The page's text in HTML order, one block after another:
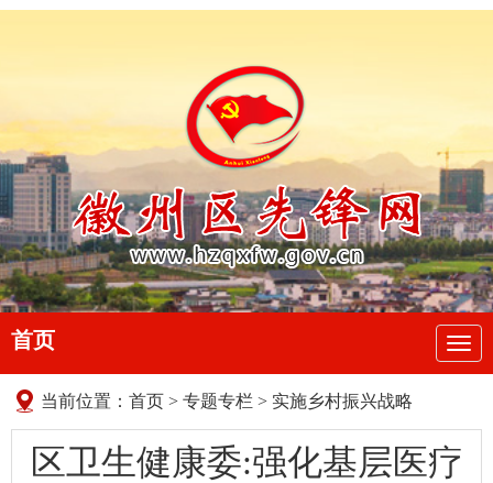
导
航
首页
当前位置： 首页 > 专题专栏 > 实施乡村振兴战略
区卫生健康委:强化基层医疗